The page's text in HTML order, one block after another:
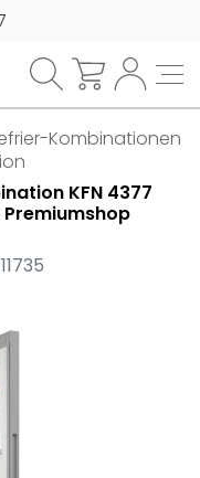
Kombinationen
KFN 4377